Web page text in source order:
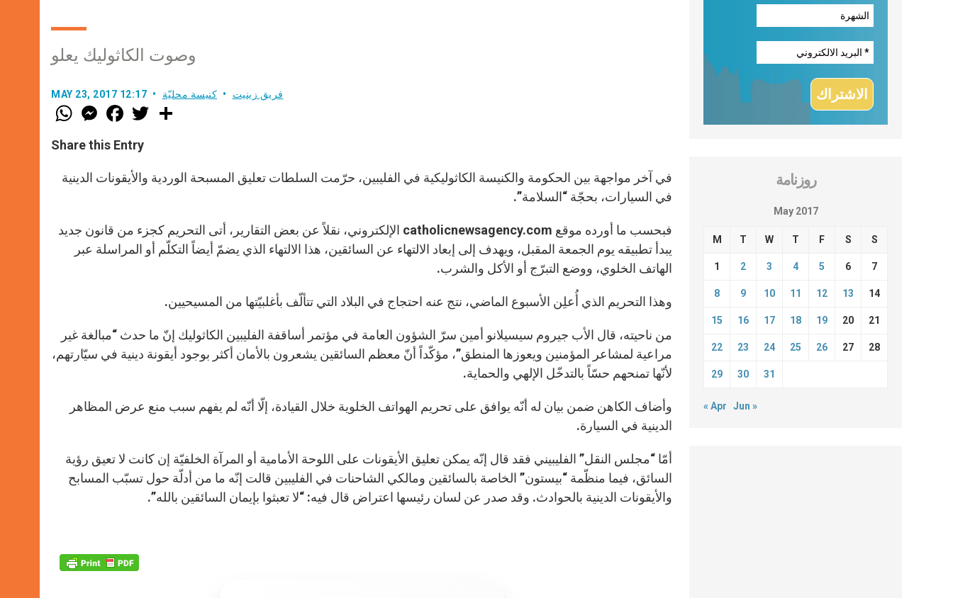
وصوت الكاثوليك يعلو
MAY 23, 2017 12:17 فريق زينيت كنيسة محليّة
W
h
t
s
p
p
M
e
s
e
g
e
F
a
e
b
o
k
w
r
Share this Entry
في آخر مواجهة بين الحكومة والكنيسة الكاثوليكية في الفليبين، حرّمت السلطات تعليق المسبحة الوردية والأيقونات الدينية
في السيارات، بحجّة “السلامة”.
فبحسب ما أورده موقع catholicnewsagency.com الإلكتروني، نقلاً عن بعض التقارير، أتى التحريم كجزء من قانون جديد
يبدأ تطبيقه يوم الجمعة المقبل، ويهدف إلى إبعاد الالتهاء عن السائقين، هذا الالتهاء الذي يضمّ أيضاً التكلّم أو المراسلة عبر
الهاتف الخلوي، ووضع التبرّج أو الأكل والشرب.
وهذا التحريم الذي أُعلِن الأسبوع الماضي، نتج عنه احتجاج في البلاد التي تتألّف بأغلبيّتها من المسيحيين.
من ناحيته، قال الأب جيروم سيسيلانو أمين سرّ الشؤون العامة في مؤتمر أساقفة الفليبين الكاثوليك إنّ ما حدث “مبالغة غير
مراعية لمشاعر المؤمنين ويعوزها المنطق”، مؤكّداً أنّ معظم السائقين يشعرون بالأمان أكثر بوجود أيقونة دينية في سيّارتهم،
لأنّها تمنحهم حسّاً بالتدخّل الإلهي والحماية.
وأضاف الكاهن ضمن بيان له أنّه يوافق على تحريم الهواتف الخلوية خلال القيادة، إلّا أنّه لم يفهم سبب منع عرض المظاهر
الدينية في السيارة.
أمّا “مجلس النقل” الفليبيني فقد قال إنّه يمكن تعليق الأيقونات على اللوحة الأمامية أو المرآة الخلفيّة إن كانت لا تعيق رؤية
السائق، فيما منظّمة “بيستون” الخاصة بالسائقين ومالكي الشاحنات في الفليبين قالت إنّه ما من أدلّة حول تسبّب المسابح
والأيقونات الدينية بالحوادث. وقد صدر عن لسان رئيسها اعتراض قال فيه: “لا تعبثوا بإيمان السائقين بالله”.
روزنامة
May 2017
M T W T F S S
1 2 3 4 5 6 7
8 9 10 11 12 13 14
15 16 17 18 19 20 21
22 23 24 25 26 27 28
29 30 31
« Apr Jun »